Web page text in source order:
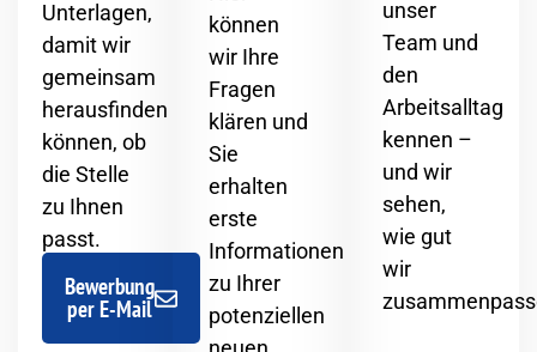
Unterlagen,
damit wir
gemeinsam
herausfinden
können, ob
die Stelle
zu Ihnen
passt.
Bewerbung
per E-Mail
können
wir Ihre
Fragen
klären und
Sie
erhalten
erste
Informationen
zu Ihrer
potenziellen
unser
Team und
den
Arbeitsalltag
kennen –
und wir
sehen,
wie gut
wir